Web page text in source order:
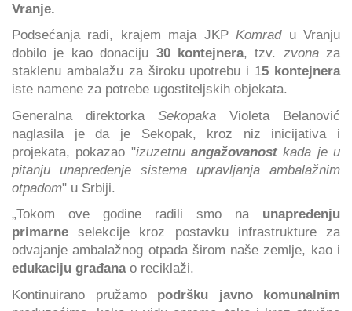
Vranje.
Podsećanja radi, krajem maja JKPKomradu Vranju
dobilo je kao donaciju 30 kontejnera, tzv. zvonaza
staklenu ambalažu za široku upotrebu i 15 kontejnera
iste namene za potrebe ugostiteljskih objekata.
Generalna direktorka Sekopaka Violeta Belanović
naglasila je da je Sekopak, kroz niz inicijativa i
projekata, pokazao "izuzetnuangažovanostkada je u
pitanju unapređenje sistema upravljanja ambalažnim
otpadom" u Srbiji.
„Tokom ove godine radili smo na unapređenju
primarneselekcije kroz postavku infrastrukture za
odvajanje ambalažnog otpada širom naše zemlje, kao i
edukaciju građanao reciklaži.
Kontinuirano pružamo podršku javno komunalnim